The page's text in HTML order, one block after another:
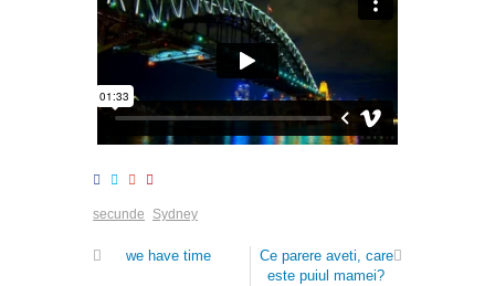
secunde Sydney
we have time
Ce parere aveti, care
este puiul mamei?